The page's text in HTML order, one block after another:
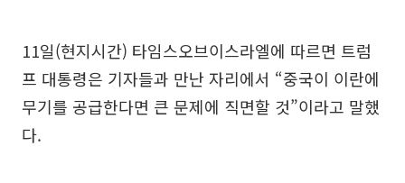
11일(현지시간) 타임스오브이스라엘에 따르면 트럼
프 대통령은 기자들과 만난 자리에서 “중국이 이란에
무기를 공급한다면 큰 문제에 직면할 것”이라고 말했
다.